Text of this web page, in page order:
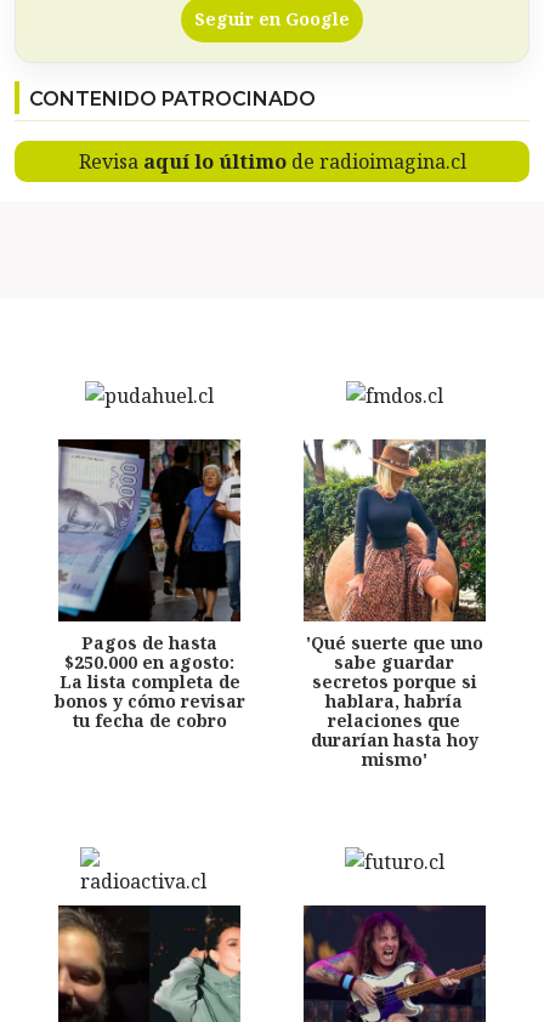
Seguir en Google
CONTENIDO PATROCINADO
Revisa aquí lo últimode radioimagina.cl
Pagos de hasta
$250.000 en agosto:
La lista completa de
bonos y cómo revisar
tu fecha de cobro
'Qué suerte que uno
sabe guardar
secretos porque si
hablara, habría
relaciones que
durarían hasta hoy
mismo'